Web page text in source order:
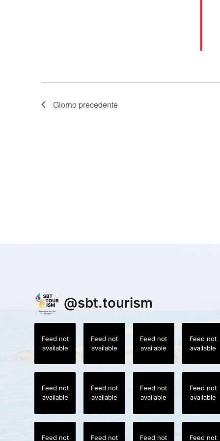
Giorno precedente
@sbt.tourism
Feed not
available
Feed not
available
Feed not
available
Feed not
available
Feed not
available
Feed not
available
Feed not
available
Feed not
available
Feed not Feed not Feed not Feed not